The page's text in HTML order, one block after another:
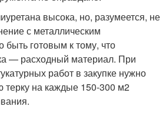
высока, но, разумеется, не
с металлическим
готовым к тому, что
— расходный материал. При
работ в закупке нужно
терку на каждые 150-300 м2